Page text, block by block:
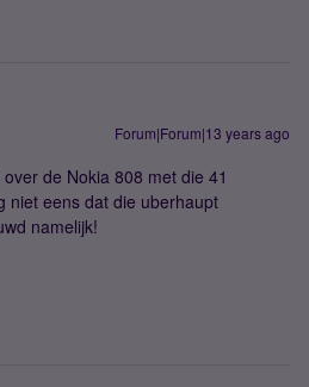
Forum|Forum|13 years ago
de Nokia 808 met die 41
niet eens dat die uberhaupt
namelijk!